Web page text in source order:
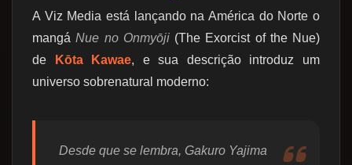
A Viz Media está lançando na América do Norte o
mangáNue no Onmyōji(The Exorcist of the Nue)
de
Kōta Kawae, e sua descrição introduz um
universo sobrenatural moderno:
Desde que se lembra, Gakuro Yajima